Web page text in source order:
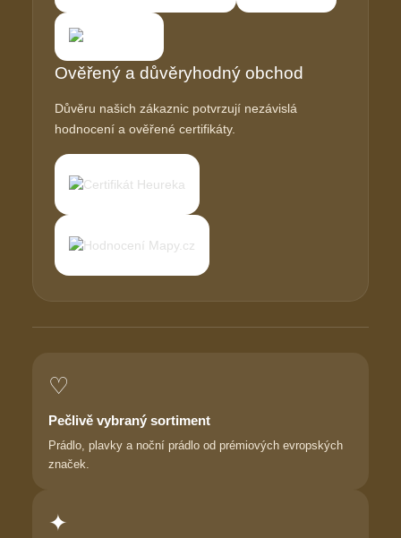
Ověřený a důvěryhodný obchod
Důvěru našich zákaznic potvrzují nezávislá
hodnocení a ověřené certifikáty.
♡
Pečlivě vybraný sortiment
Prádlo, plavky a noční prádlo od prémiových evropských
značek.
✦